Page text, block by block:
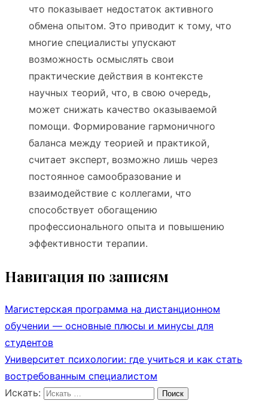
что показывает недостаток активного
обмена опытом. Это приводит к тому, что
многие специалисты упускают
возможность осмыслять свои
практические действия в контексте
научных теорий, что, в свою очередь,
может снижать качество оказываемой
помощи. Формирование гармоничного
баланса между теорией и практикой,
считает эксперт, возможно лишь через
постоянное самообразование и
взаимодействие с коллегами, что
способствует обогащению
профессионального опыта и повышению
эффективности терапии.
Навигация по записям
Магистерская программа на дистанционном
обучении — основные плюсы и минусы для
студентов
Университет психологии: где учиться и как стать
востребованным специалистом
Искать:
Поиск